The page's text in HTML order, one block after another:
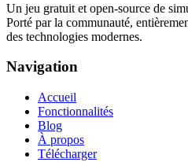
Un jeu gratuit et open-source de
Porté par la communauté,
des technologies modernes.
Navigation
Accueil
Fonctionnalités
Blog
À propos
Télécharger